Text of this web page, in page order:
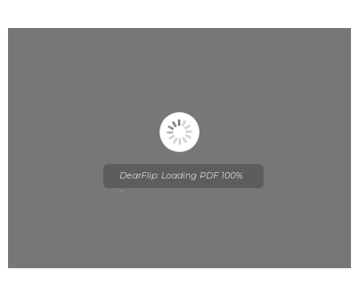
DearFlip: Loading PDF 100%
...